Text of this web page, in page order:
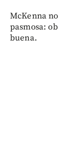
McKenna
pasmosa:
buena.